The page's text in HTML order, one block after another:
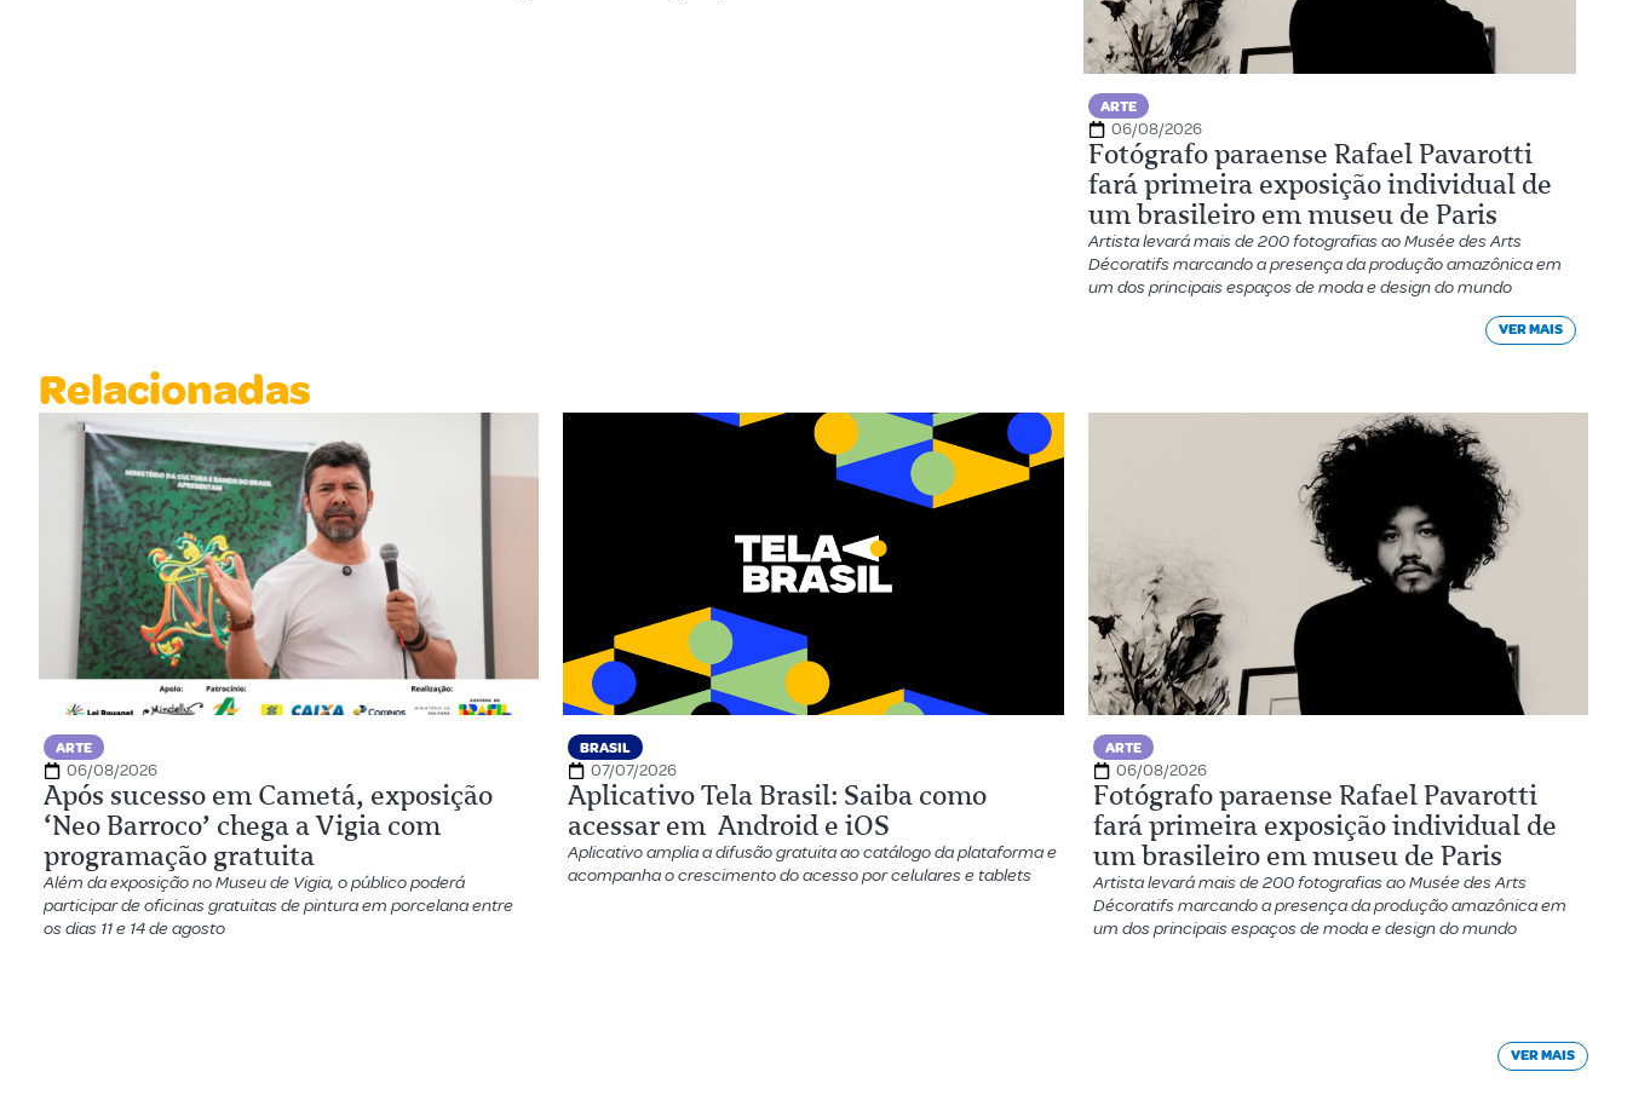
ARTE
06/08/2026
Fotógrafo paraense Rafael Pavarotti
fará primeira exposição individual de
um brasileiro em museu de Paris
Artista levará mais de 200 fotografias ao Musée des Arts
Décoratifs marcando a presença da produção amazônica em
um dos principais espaços de moda e design do mundo
VER MAIS
Relacionadas
ARTE
06/08/2026
Após sucesso em Cametá, exposição
‘Neo Barroco’ chega a Vigia com
programação gratuita
Além da exposição no Museu de Vigia, o público poderá
participar de oficinas gratuitas de pintura em porcelana entre
os dias 11 e 14 de agosto
BRASIL
07/07/2026
Aplicativo Tela Brasil: Saiba como
acessar em Android e iOS
Aplicativo amplia a difusão gratuita ao catálogo da plataforma e
acompanha o crescimento do acesso por celulares e tablets
ARTE
06/08/2026
Fotógrafo paraense Rafael Pavarotti
fará primeira exposição individual de
um brasileiro em museu de Paris
Artista levará mais de 200 fotografias ao Musée des Arts
Décoratifs marcando a presença da produção amazônica em
um dos principais espaços de moda e design do mundo
VER MAIS